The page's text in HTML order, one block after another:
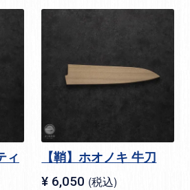
ィ 【鞘】ホオノキ 牛刀
¥ 6,050 税込